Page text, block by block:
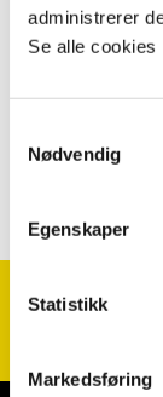
administrerer
Se alle cookies
Nødvendig
Egenskaper
Statistikk
Markedsføring